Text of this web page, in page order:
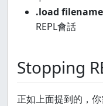
.load filename
REPL會話
Stopping
正如上面提到的，